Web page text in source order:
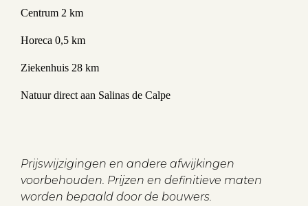
Centrum 2 km
Horeca 0,5 km
Ziekenhuis 28 km
Natuur direct aan Salinas de Calpe
Prijswijzigingen en andere afwijkingen
voorbehouden. Prijzen en definitieve maten
worden bepaald door de bouwers.